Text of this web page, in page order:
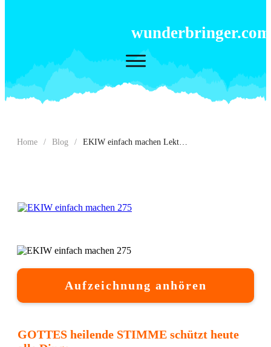
wunderbringer.com
Home / Blog / EKIW einfach machen Lektion 275
Aufzeichnung anhören
GOTTES heilende STIMME schützt heute